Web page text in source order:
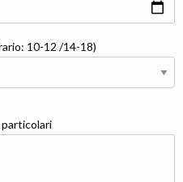
10-12 /14-18)